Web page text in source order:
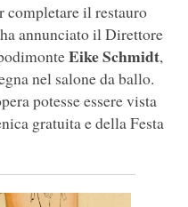
completare il restauro
annunciato il Direttore
Eike Schmidt,
nel salone da ballo.
potesse essere vista
gratuita e della Festa